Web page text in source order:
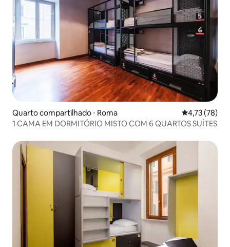
Quarto compartilhado ⋅ Roma 4,73 de uma
4,73 (78)
1 CAMA EM DORMITÓRIO MISTO COM 6 QUARTOS SUÍTES